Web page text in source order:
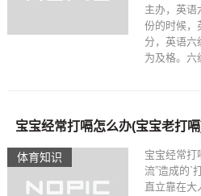
主办，英语
份的时候，
分，英语六
为及格。六
体育知识
宝宝经常打嗝怎么办(宝宝老打
宝宝经常打
流”造成的`
直立靠在大